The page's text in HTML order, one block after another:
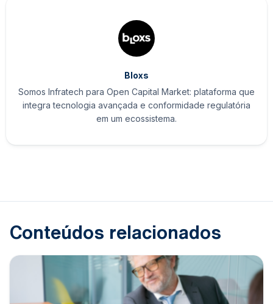
Bloxs
Somos Infratech para Open Capital Market: plataforma que
integra tecnologia avançada e conformidade regulatória
em um ecossistema.
Conteúdos relacionados